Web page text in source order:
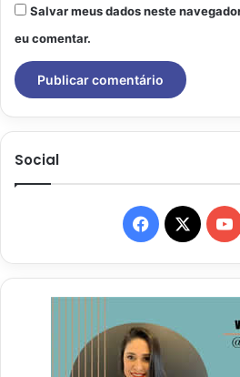
Salvar meus dados neste
eu comentar.
Social
Facebook
X